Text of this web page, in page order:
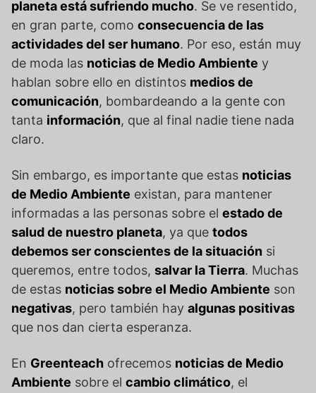
planeta está sufriendo mucho. Se ve resentido,
en gran parte, como consecuencia de las
actividades del ser humano. Por eso, están muy
de moda las noticias de Medio Ambiente y
hablan sobre ello en distintos medios de
comunicación, bombardeando a la gente con
tanta información, que al final nadie tiene nada
claro.
Sin embargo, es importante que estas noticias
de Medio Ambiente existan, para mantener
informadas a las personas sobre el estado de
salud de nuestro planeta, ya que todos
debemos ser conscientes de la situación si
queremos, entre todos, salvar la Tierra. Muchas
de estas noticias sobre el Medio Ambiente son
negativas, pero también hay algunas positivas
que nos dan cierta esperanza.
En Greenteach ofrecemos noticias de Medio
Ambiente sobre el cambio climático, el